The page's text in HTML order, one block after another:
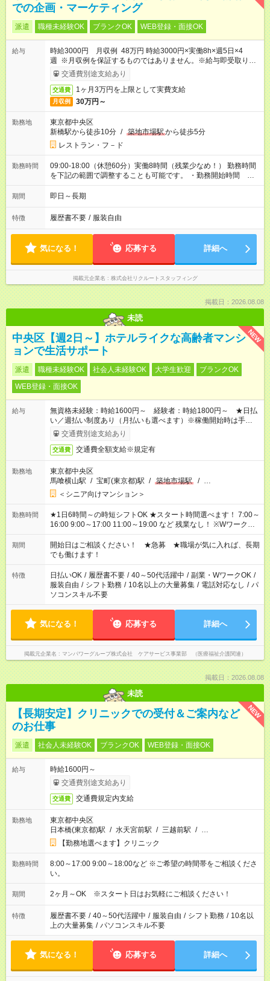
での企画・マーケティング
派遣 職種未経験OK ブランクOK WEB登録・面接OK
給与
時給3000円 月収例 48万円 時給3000円×実働8h×週5日×4
週 ※月収例を保証するものではありません。※給与即受取りサ
ービス利用可（利用条件有）
交通費別途支給あり
交通費 1ヶ月3万円を上限として実費支給
月収例 30万円～
勤務地
東京都中央区
新橋駅から徒歩10分 / 築地市場駅から徒歩5分
レストラン・フ－ド
勤務時間
09:00-18:00（休憩60分）実働8時間（残業少なめ！） 勤務時間
を下記の範囲で調整することも可能です。 ・勤務開始時間
09:00～10:00 ・勤務終了時間 17:00～18:00 ・実働 07:00～
08:00
期間 即日～長期
特徴 履歴書不要 / 服装自由
気になる！ 応募する 詳細へ
掲載元企業名 株式会社リクルートスタッフィング
掲載日：2026.08.08
未読
NEW
中央区【週2日～】ホテルライクな高齢者マンシ
ョンで生活サポート
派遣 職種未経験OK 社会人未経験OK 大学生歓迎
ブランクOK
WEB登録・面接OK
給与
無資格未経験：時給1600円～ 経験者：時給1800円～ ★日払
い／週払い制度あり（月払いも選べます）※稼働開始時は手続き
完了次第のお支払いとなります。
交通費別途支給あり
交通費 交通費全額支給※規定有
勤務地
東京都中央区
馬喰横山駅 / 宝町(東京都)駅 / 築地市場駅 / …
＜シニア向けマンション＞
勤務時間
★1日6時間～の時短シフトOK ★スタート時間選べます！ 7:00～
16:00 9:00～17:00 11:00～19:00 など 残業なし！ ※Wワークの
場合、他のお仕事と合わせ週40時間超の就業はご案内できませ
ん ※法令に基づき、週20時間以上勤務は社会保険への加入対象
となります ※労働者派遣法（日雇い派遣の原則禁止）により、
短時間・短期間の就業はご案内が難しい場合があります
期間
開始日はご相談ください！ ★急募 ★職場が気に入れば、長期
でも働けます！
特徴 日払いOK / 履歴書不要 / 40～50代活躍中 / 副業・WワークOK /
服装自由 / シフト勤務 / 10名以上の大量募集 / 電話対応なし / パ
ソコンスキル不要
気になる！ 応募する 詳細へ
掲載元企業名 マンパワーグループ株式会社 ケアサービス事業部 （医療福祉介護関連）
掲載日：2026.08.08
未読
NEW
【長期安定】クリニックでの受付＆ご案内など
のお仕事
派遣 社会人未経験OK ブランクOK WEB登録・面接OK
給与
時給1600円～
交通費別途支給あり
交通費 交通費規定内支給
勤務地
東京都中央区
日本橋(東京都)駅 / 水天宮前駅 / 三越前駅 / …
【勤務地選べます】クリニック
勤務時間
8:00～17:00 9:00～18:00など ※ご希望の時間帯をご相談くださ
い。
期間 2ヶ月～OK ※スタート日はお気軽にご相談ください！
特徴 履歴書不要 / 40～50代活躍中 / 服装自由 / シフト勤務 / 10名以
上の大量募集 / パソコンスキル不要
気になる！ 応募する 詳細へ